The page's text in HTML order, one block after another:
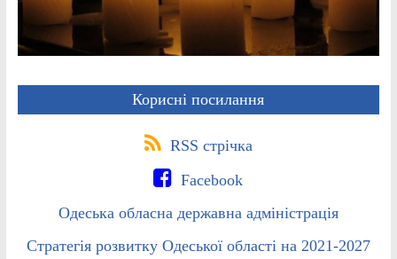
Корисні посилання
RSS стрічка
Facebook
Одеська обласна державна адміністрація
Стратегія розвитку Одеської області на 2021-2027